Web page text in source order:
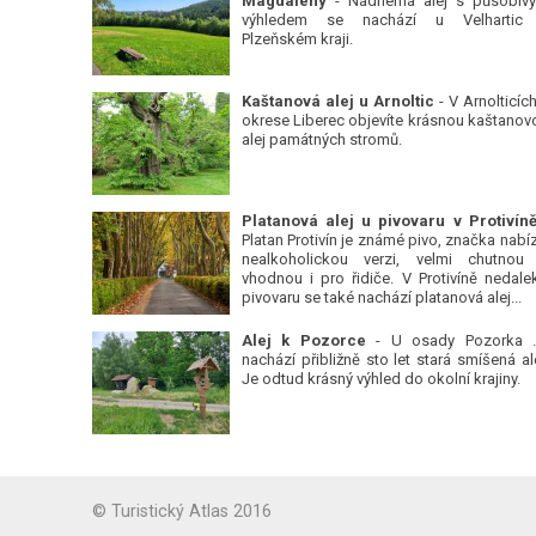
výhledem se nachází u
Plzeňském kraji.
Kaštanová alej u Arnoltic - V
okrese Liberec objevíte krásnou
alej památných stromů.
Platan Protivín je známé pivo, značka
nealkoholickou verzi, velmi
vhodnou i pro řidiče. V Protivíně
pivovaru se také nachází platanová alej...
Alej k Pozorce - U osady Pozorka
nachází přibližně sto let stará smíšená
Je odtud krásný výhled do okolní krajiny.
© Turistický Atlas 2016